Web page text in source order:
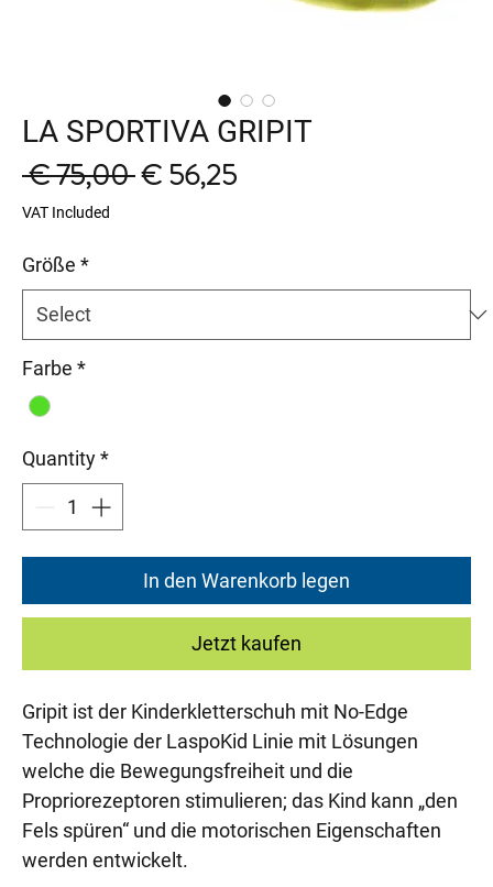
LA SPORTIVA GRIPIT
€ 75,00 Regular
€ 56,25Sale
VAT Included
Größe *
Farbe *
Quantity*
In den Warenkorb legen
Jetzt kaufen
Gripit ist der Kinderkletterschuh mit No-Edge
Technologie der LaspoKid Linie mit Lösungen
welche die Bewegungsfreiheit und die
Propriorezeptoren stimulieren; das Kind kann „den
Fels spüren“ und die motorischen Eigenschaften
werden entwickelt.